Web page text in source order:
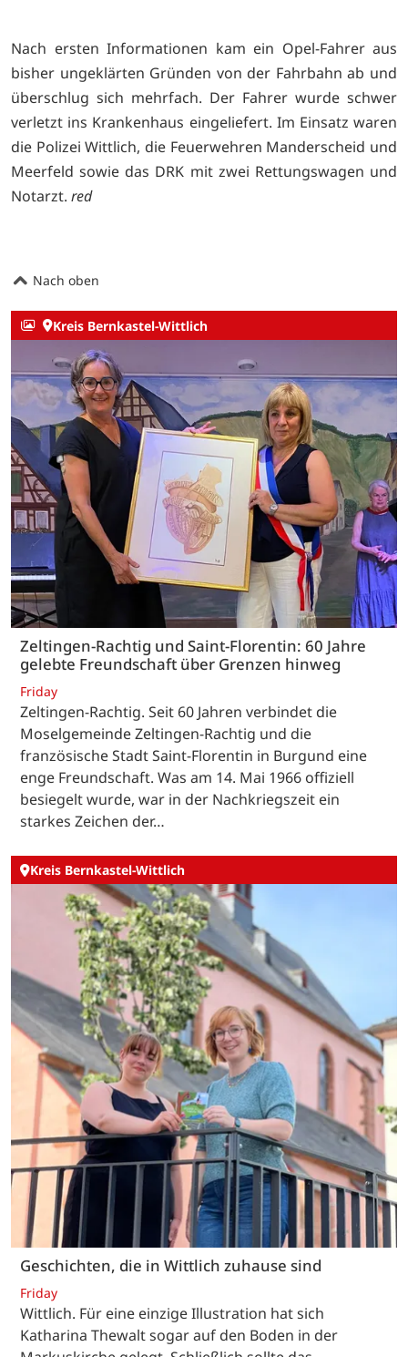
Nach ersten Informationen kam ein Opel-Fahrer aus
bisher ungeklärten Gründen von der Fahrbahn ab und
überschlug sich mehrfach. Der Fahrer wurde schwer
verletzt ins Krankenhaus eingeliefert. Im Einsatz waren
die Polizei Wittlich, die Feuerwehren Manderscheid und
Meerfeld sowie das DRK mit zwei Rettungswagen und
Notarzt. red
Nach oben
Kreis Bernkastel-Wittlich
Zeltingen-Rachtig und Saint-Florentin: 60 Jahre
gelebte Freundschaft über Grenzen hinweg
Friday
Zeltingen-Rachtig. Seit 60 Jahren verbindet die
Moselgemeinde Zeltingen-Rachtig und die
französische Stadt Saint-Florentin in Burgund eine
enge Freundschaft. Was am 14. Mai 1966 offiziell
besiegelt wurde, war in der Nachkriegszeit ein
starkes Zeichen der…
Kreis Bernkastel-Wittlich
Geschichten, die in Wittlich zuhause sind
Friday
Wittlich. Für eine einzige Illustration hat sich
Katharina Thewalt sogar auf den Boden in der